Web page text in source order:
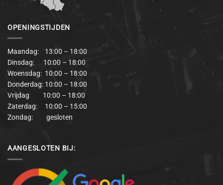
OPENINGSTIJDEN
Maandag: 13:00 – 18:00
Dinsdag: 10:00 – 18:00
Woensdag: 10:00 – 18:00
Donderdag: 10:00 – 18:00
Vrijdag 10:00 – 18:00
Zaterdag: 10:00 – 15:00
Zondag: gesloten
AANGESLOTEN BIJ: